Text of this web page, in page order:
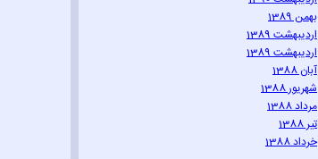
بهمن 1389
اردیبهشت 1389
اردیبهشت 1389
آبان 1388
شهریور 1388
مرداد 1388
تیر 1388
خرداد 1388